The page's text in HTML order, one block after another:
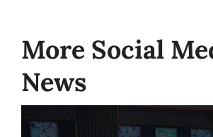
More Social
News